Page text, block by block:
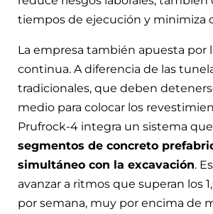
tiempos de ejecución y minimiza
La empresa también apuesta por
continua. A diferencia de las
tradicionales, que deben
medio para colocar los
Prufrock-4 integra un sistema que
segmentos de concreto
simultáneo con la excavación.
avanzar a ritmos que superan los
por semana, muy por encima de